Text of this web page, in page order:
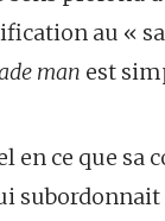
au «
man est
en ce que